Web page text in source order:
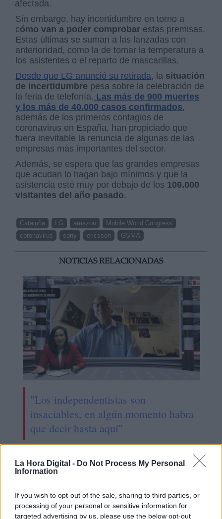
La Hora Digital - Do Not Process My Personal
Information
If you wish to opt-out of the sale, sharing to third parties, or
processing of your personal or sensitive information for
targeted advertising by us, please use the below opt-out
afectada.
Sin embargo, hay incertidumbre en torno a
cómo van a poder comprobar estas premisas.
Estas últimas se suman a las lanzadas con
anterioridad, como la de tomar la temperatura a
los asistentes o el reparto de mascarillas.
Desde que LG anunció su retirada, la situación
de incertidumbre pesa sobre la celebración de
la feria de telefonía. Las más de 900 muertes
y los más de 40.000 casos confirmados,
además de los primeros contagios de
coronavirus en España, han propiciado que
fuera inevitable la renuncia de algunas de las
empresas más importantes del sector.
Además, se espera que las grandes empresas
que acudan lo hagan bajo mínimos y que la
asistencia esté muy por debajo de los 109.000
visitantes del año pasado.
Cataluña LG amazon
Mobile World Congress
coronavirus
sony ericsson GSMA
NOTICIAS RELACIONADAS
"Los independentistas son
insaciables, en algún momento habra
que decir hasta aquí"